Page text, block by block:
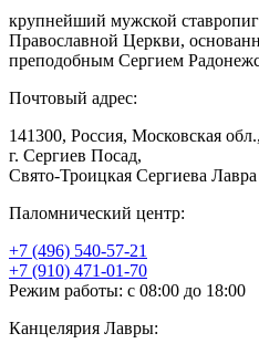
крупнейший мужской
Православной Церкви,
преподобным Сергием
Почтовый адрес:
141300, Россия, Московская обл.,
г. Сергиев Посад,
Свято-Троицкая Сергиева Лавра
Паломнический центр:
+7 (496) 540-57-21
+7 (910) 471-01-70
Режим работы: с 08:00 до 18:00
Канцелярия Лавры: